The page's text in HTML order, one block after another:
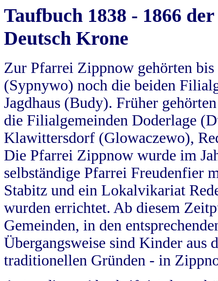
Taufbuch 1838 - 1866
Deutsch Krone
Zur Pfarrei Zippnow gehörten
(Sypnywo) noch die beiden
Jagdhaus (Budy). Früher
die Filialgemeinden Doderlage
Klawittersdorf (Glowaczewo),
Die Pfarrei Zippnow wurde im
selbständige Pfarrei Freudenfier
Stabitz und ein Lokalvikariat
wurden errichtet. Ab diesem
Gemeinden, in den
Übergangsweise sind Kinder aus
traditionellen Gründen - in